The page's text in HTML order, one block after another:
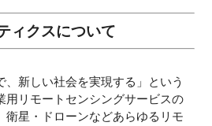
ィクスについて
、新しい社会を実現する」という
用リモートセンシングサービスの
衛星・ドローンなどあらゆるリモ